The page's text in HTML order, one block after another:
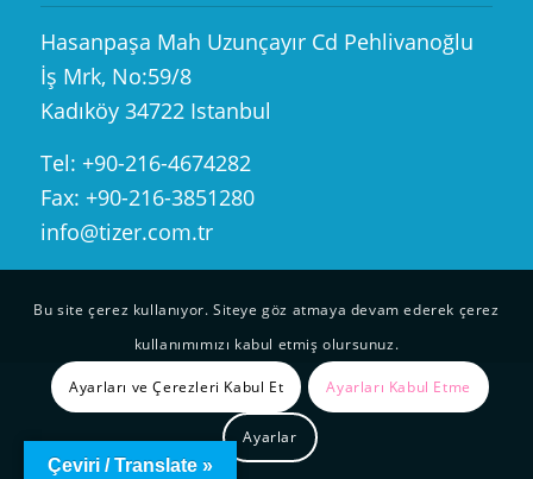
Hasanpaşa Mah Uzunçayır Cd Pehlivanoğlu
İş Mrk, No:59/8
Kadıköy 34722 Istanbul
Tel: +90-216-4674282
Fax: +90-216-3851280
info@tizer.com.tr
Bu site çerez kullanıyor. Siteye göz atmaya devam ederek çerez
kullanımımızı kabul etmiş olursunuz.
Ayarları ve Çerezleri Kabul Et Ayarları Kabul Etme
Ayarlar
Çeviri / Translate »